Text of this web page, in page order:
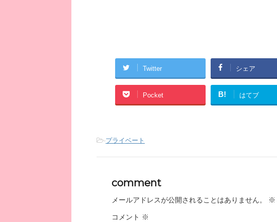
Twitter シェア
Pocket B! はてブ
-プライベート
comment
メールアドレスが公開されることはありません。 ※
コメント ※